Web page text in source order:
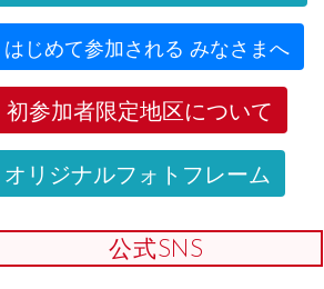
はじめて参加される みなさまへ
初参加者限定地区について
オリジナルフォトフレーム
公式SNS